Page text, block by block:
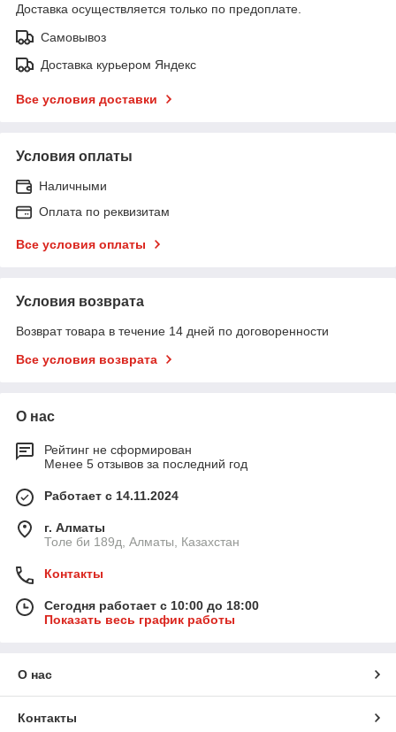
Доставка осуществляется только по предоплате.
Самовывоз
Доставка курьером Яндекс
Все условия доставки
Условия оплаты
Наличными
Оплата по реквизитам
Все условия оплаты
Условия возврата
Возврат товара в течение 14 дней по договоренности
Все условия возврата
О нас
Рейтинг не сформирован
Менее 5 отзывов за последний год
Работает с 14.11.2024
г. Алматы
Толе би 189д, Алматы, Казахстан
Контакты
Сегодня работает с 10:00 до 18:00
Показать весь график работы
О нас
Контакты